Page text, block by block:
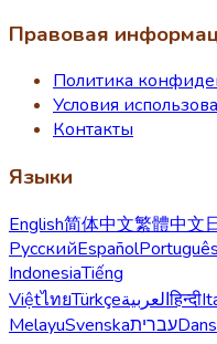
Правовая
Политика
Условия
Контакты
Языки
English简体中文繁體中文
РусскийEspañolPortuguês
IndonesiaTiếng
ViệtไทยTürkçeالعربيةहिन्दी
MelayuSvenskaעברית